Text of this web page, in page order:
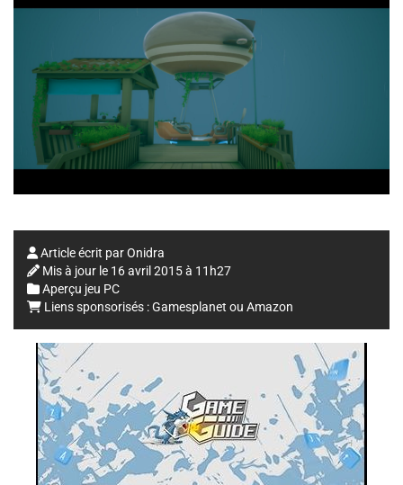
Article écrit parOnidra
Mis à jour le 16 avril 2015 à 11h27
Aperçu jeu PC
Liens sponsorisés :Gamesplanet ou Amazon